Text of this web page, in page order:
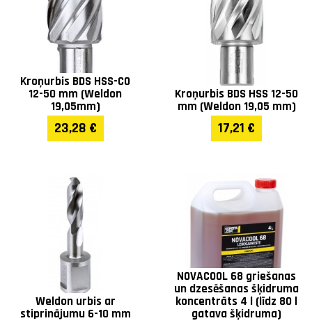
Kroņurbis BDS HSS-CO
12-50 mm (Weldon
19,05mm)
23,28 €
Kroņurbis BDS HSS 12-50
mm (Weldon 19,05 mm)
17,21 €
Weldon urbis ar
stiprinājumu 6-10 mm
NOVACOOL 68 griešanas
un dzesēšanas šķidruma
koncentrāts 4 l (līdz 80 l
gatava šķidruma)